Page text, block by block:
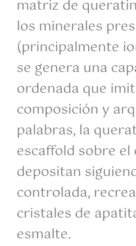
matriz de
los minerales
(principalmente
se genera una
ordenada que
composición y
palabras, la
escaffold sobre el
depositan
controlada,
cristales de
esmalte.